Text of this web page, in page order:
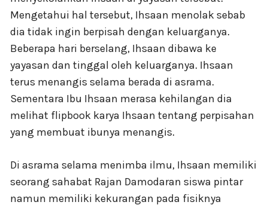
Mengetahui hal tersebut, Ihsaan menolak sebab
dia tidak ingin berpisah dengan keluarganya.
Beberapa hari berselang, Ihsaan dibawa ke
yayasan dan tinggal oleh keluarganya. Ihsaan
terus menangis selama berada di asrama.
Sementara Ibu Ihsaan merasa kehilangan dia
melihat flipbook karya Ihsaan tentang perpisahan
yang membuat ibunya menangis.
Di asrama selama menimba ilmu, Ihsaan memiliki
seorang sahabat Rajan Damodaran siswa pintar
namun memiliki kekurangan pada fisiknya